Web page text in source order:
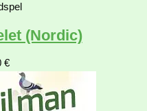
(Nordic)
€